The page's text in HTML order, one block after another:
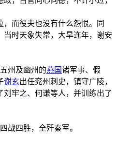
而役夫也没有什么怨恨。同
时天象失常，大旱连年，谢安
州及幽州的燕国诸军事、假
谢玄出任兖州刺史，镇守广陵，
牢之、何谦等人，并训练出了
战四胜，全歼秦军。